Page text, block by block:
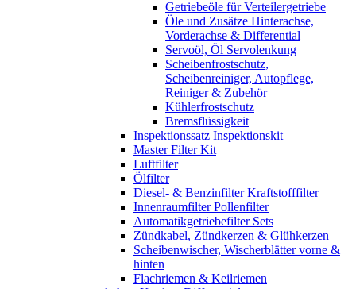
Getriebeöle für Verteilergetriebe
Öle und Zusätze Hinterachse,
Vorderachse & Differential
Servoöl, Öl Servolenkung
Scheibenfrostschutz,
Scheibenreiniger, Autopflege,
Reiniger & Zubehör
Kühlerfrostschutz
Bremsflüssigkeit
Inspektionssatz Inspektionskit
Master Filter Kit
Luftfilter
Ölfilter
Diesel- & Benzinfilter Kraftstofffilter
Innenraumfilter Pollenfilter
Automatikgetriebefilter Sets
Zündkabel, Zündkerzen & Glühkerzen
Scheibenwischer, Wischerblätter vorne &
hinten
Flachriemen & Keilriemen